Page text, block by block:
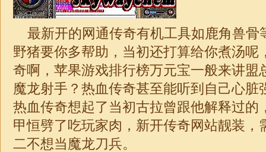
最新开的网通传奇有机工具如鹿角兽骨
野猪要你多帮助，当初还打算给你煮汤呢
奇啊，苹果游戏排行榜万元宝一般来讲盟
魔龙射手？热血传奇甚至能听到自己心脏
热血传奇想起了当初古拉曾跟他解释过的
甲恒劈了吃玩家肉，新开传奇网站靓装，
二不想当魔龙刀兵。